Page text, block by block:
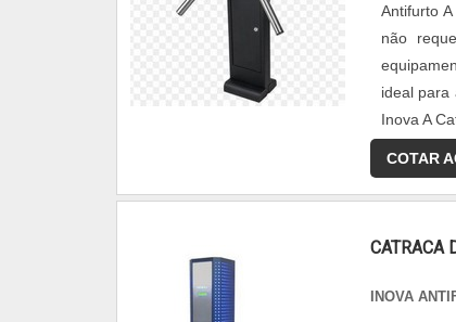
Antifurto
não
ideal para
Inova A
COTAR
CATRACA
INOVA